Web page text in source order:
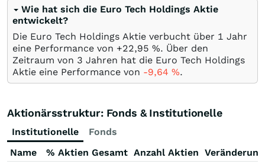
Wie hat sich die Euro Tech Holdings Aktie
entwickelt?
Die Euro Tech Holdings Aktie verbucht über 1 Jahr
eine Performance von +22,95 %. Über den
Zeitraum von 3 Jahren hat die Euro Tech Holdings
Aktie eine Performance von -9,64 %.
Aktionärsstruktur: Fonds & Institutionelle
Institutionelle
Fonds
Name
% Aktien Gesamt Anzahl Aktien